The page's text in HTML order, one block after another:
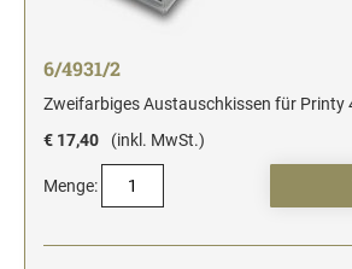
6/4931/2
Zweifarbiges Austauschkissen für Printy
€ 17,40
(inkl. MwSt.)
Menge: